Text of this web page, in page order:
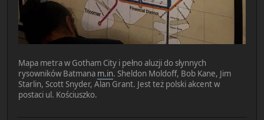
Mapa metra w Gotham City i pełno aluzji do słynnych
rysowników Batmana m.in. Sheldon Moldoff, Bob Kane, Jim
Starlin, Scott Snyder, Alan Grant. Jest też polski akcent w
postaci ul. Kościuszko.